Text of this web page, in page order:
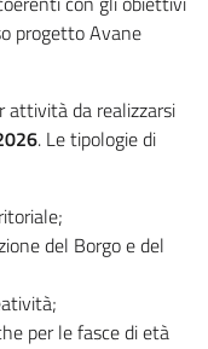
progetto Avane
attività da realizzarsi
. Le tipologie di
del Borgo e del
per le fasce di età